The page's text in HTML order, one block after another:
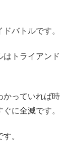
バトルです。
はトライアンド
かっていれば時
に全滅です。
。